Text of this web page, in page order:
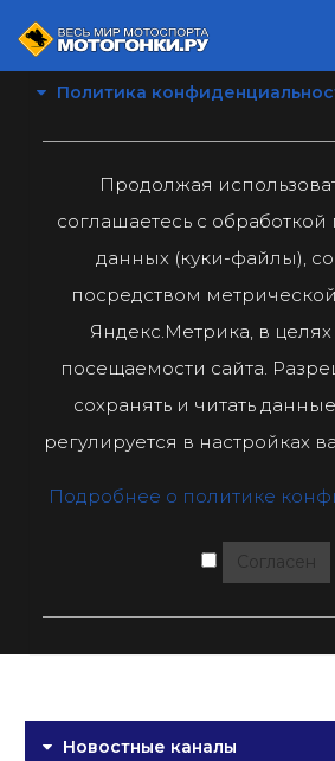
Политика
Продолжая
соглашаетесь с
данных (куки-файлы),
посредством
Яндекс.Метрика, в
посещаемости сайта.
сохранять и читать
регулируется в настройках
Подробнее о политике
Согласен
Новостные каналы